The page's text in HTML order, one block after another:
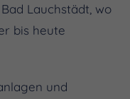
Lauchstädt, wo
bis heute
und